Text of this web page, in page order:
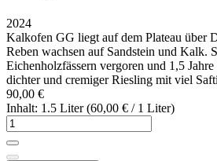
2024
Kalkofen GG liegt auf dem Plateau über
Reben wachsen auf Sandstein und Kalk.
Eichenholzfässern vergoren und 1,5
dichter und cremiger Riesling mit viel
90,00 €
Inhalt: 1.5 Liter (60,00 € / 1 Liter)